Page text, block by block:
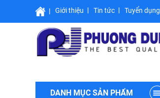
Giới thiệu Tin tức Tuyển dụng
DANH MỤC SẢN PHẨM